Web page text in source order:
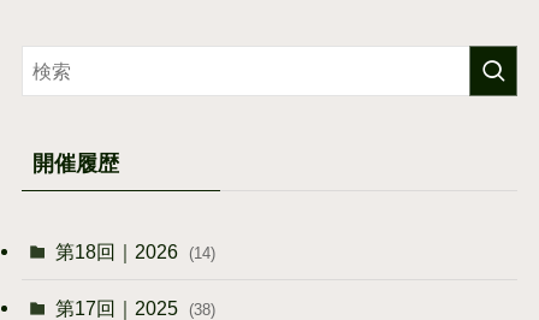
開催履歴
第18回｜2026 (14)
第17回｜2025 (38)